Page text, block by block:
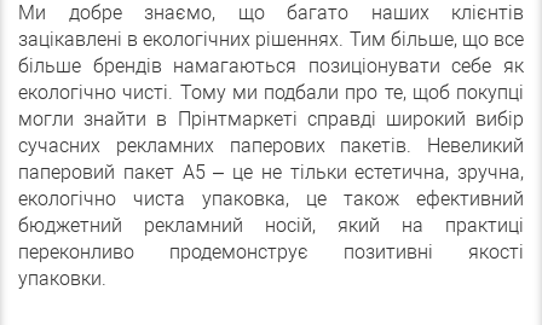
Ми добре знаємо, що багато наших клієнтів
зацікавлені в екологічних рішеннях. Тим більше, що все
більше брендів намагаються позиціонувати себе як
екологічно чисті. Тому ми подбали про те, щоб покупці
могли знайти в Прінтмаркеті справді широкий вибір
сучасних рекламних паперових пакетів. Невеликий
паперовий пакет А5 – це не тільки естетична, зручна,
екологічно чиста упаковка, це також ефективний
бюджетний рекламний носій, який на практиці
переконливо продемонструє позитивні якості
упаковки.